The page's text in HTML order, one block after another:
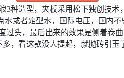
种造型，夹板采用松下独创技
或者定型水，国际电压，国内不
头，最后出来的效果是侧着卷
，看这款没人提起，就抛砖引